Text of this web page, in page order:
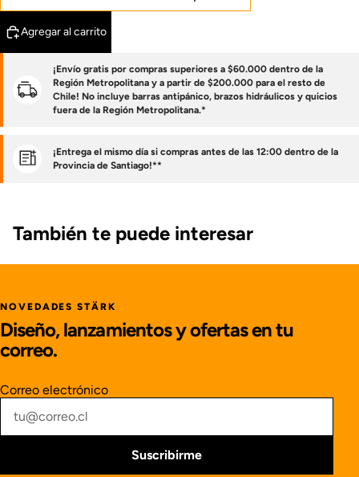
Agregar al carrito
¡Envío gratis por compras superiores a $60.000 dentro de la
Región Metropolitana y a partir de $200.000 para el resto de
Chile! No incluye barras antipánico, brazos hidráulicos y quicios
fuera de la Región Metropolitana.*
¡Entrega el mismo día si compras antes de las 12:00 dentro de la
Provincia de Santiago!**
También te puede interesar
NOVEDADES STÄRK
Diseño, lanzamientos y ofertas en tu
correo.
Correo electrónico
Suscribirme